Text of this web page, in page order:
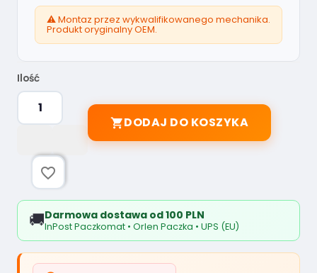
⚠️ Montaz przez wykwalifikowanego mechanika.
Produkt oryginalny OEM.
Ilość
DODAJ DO KOSZYKA
favorite_border
🚚Darmowa dostawa od 100 PLN
InPost Paczkomat • Orlen Paczka • UPS (EU)